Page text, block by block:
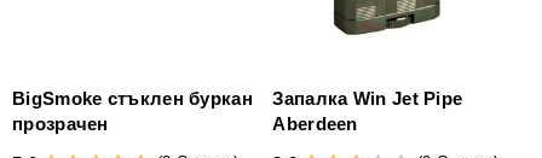
BigSmoke стъклен буркан
прозрачен
Запалка Win Jet Pipe
Aberdeen